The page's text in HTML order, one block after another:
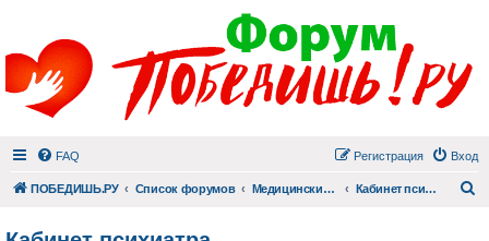
FAQ Вход
Регистрация
ПОБЕДИШЬ.РУ Список форумов Медицинский раздел Кабинет психиатра